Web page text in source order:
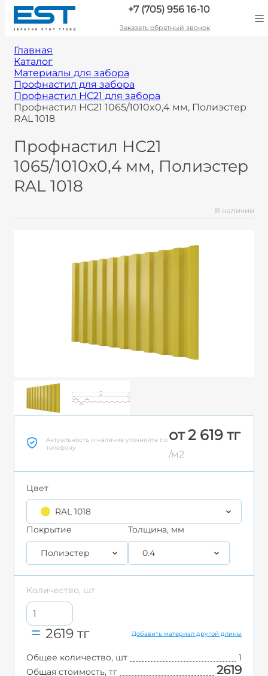
+7 (705) 956 16-10
Заказать обратный звонок
Главная
Каталог
Материалы для забора
Профнастил для забора
Профнастил НС21 для забора
Профнастил НС21 1065/1010x0,4 мм, Полиэстер
RAL 1018
Профнастил НС21
1065/1010x0,4 мм, Полиэстер
RAL 1018
В наличии
Актуальность и наличие уточняйте по
телефону
от 2 619 тг
/м2
Цвет
RAL 1018
Покрытие
Полиэстер
Толщина, мм
0.4
Количество, шт
2619 тг Добавить материал другой длины
Общее количество, шт
1
Общая стоимость, тг
2619